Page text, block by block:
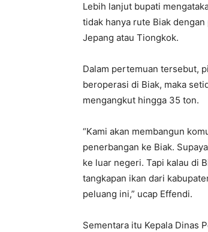
Lebih lanjut bupati
tidak hanya rute Biak
Jepang atau Tiongkok.
Dalam pertemuan tersebut,
beroperasi di Biak, maka
mengangkut hingga 35 ton.
“Kami akan membangun
penerbangan ke Biak.
ke luar negeri. Tapi kalau di
tangkapan ikan dari
peluang ini,” ucap Effendi.
Sementara itu Kepala Dinas